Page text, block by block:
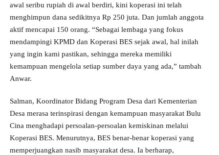
awal seribu rupiah di awal berdiri, kini koperasi ini telah
menghimpun dana sedikitnya Rp 250 juta. Dan jumlah anggota
aktif mencapai 150 orang. “Sebagai lembaga yang fokus
mendampingi KPMD dan Koperasi BES sejak awal, hal inilah
yang ingin kami pastikan, sehingga mereka memiliki
kemampuan mengelola setiap sumber daya yang ada,” tambah
Anwar.
Salman, Koordinator Bidang Program Desa dari Kementerian
Desa merasa terinspirasi dengan kemampuan masyarakat Bulu
Cina menghadapi persoalan-persoalan kemiskinan melalui
Koperasi BES. Menurutnya, BES benar-benar koperasi yang
memperjuangkan nasib masyarakat desa. Ia berharap,